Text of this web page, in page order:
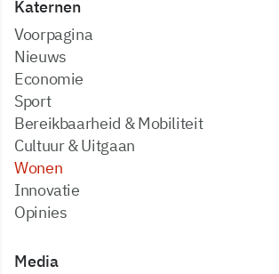
Katernen
Voorpagina
Nieuws
Economie
Sport
Bereikbaarheid & Mobiliteit
Cultuur & Uitgaan
Wonen
Innovatie
Opinies
Media